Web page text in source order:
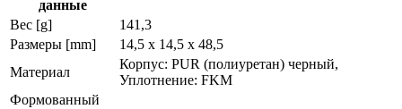
данные
Вес [g]
141,3
Размеры [mm]
14,5 x 14,5 x 48,5
Материал
Корпус: PUR (полиуретан) черный,
Уплотнение: FKM
Формованный